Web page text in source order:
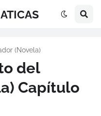
(Novela)
del
Capítulo